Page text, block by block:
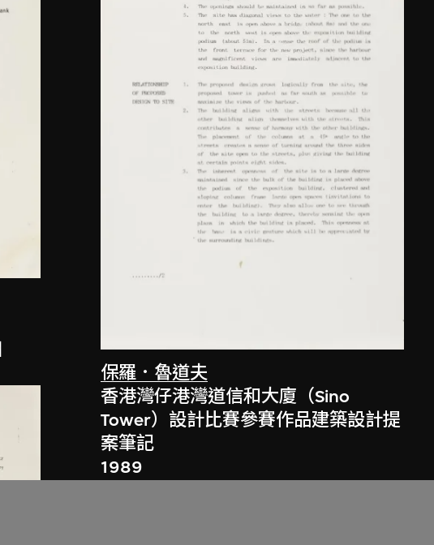
保羅．魯道夫
香港灣仔港灣道信和大廈（Sino
Tower）設計比賽參賽作品建築設計提
案筆記
1989